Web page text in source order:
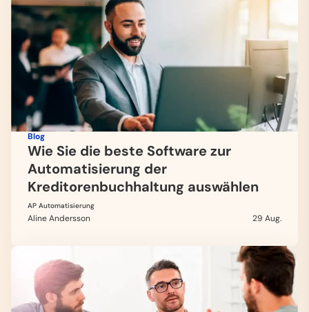
Blog
Wie Sie die beste Software zur
Automatisierung der
Kreditorenbuchhaltung auswählen
AP Automatisierung
Aline Andersson 29 Aug.